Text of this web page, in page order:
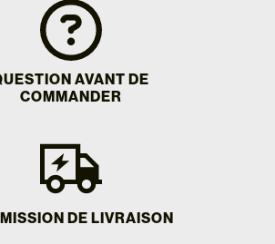
AVANT DE
COMMANDER
DE LIVRAISON